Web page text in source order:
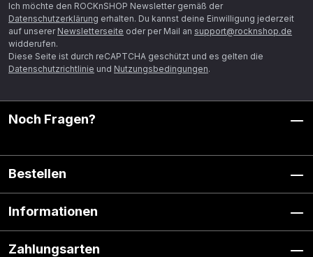
Ich möchte den ROCKnSHOP Newsletter gemäß der
Datenschutzerklärung erhalten. Du kannst deine Einwilligung jederzeit
auf unserer Newsletterseite oder per Mail an support@rocknshop.de
widderufen.
Diese Seite ist durch reCAPTCHA geschützt und es gelten die
Datenschutzrichtlinie und Nutzungsbedingungen.
Noch Fragen?
Bestellen
Informationen
Zahlungsarten